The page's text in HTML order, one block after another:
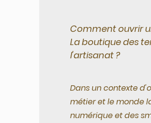
Comment ouvrir
La boutique des
l'artisanat ?
Dans un contexte
métier et le monde
numérique et des